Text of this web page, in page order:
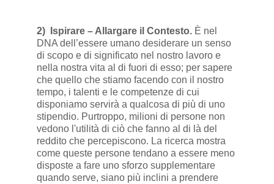
2) Ispirare – Allargare il Contesto.È nel
DNA dell’essere umano desiderare un senso
di scopo e di significato nel nostro lavoro e
nella nostra vita al di fuori di esso; per sapere
che quello che stiamo facendo con il nostro
tempo, i talenti e le competenze di cui
disponiamo servirà a qualcosa di più di uno
stipendio. Purtroppo, milioni di persone non
vedono l'utilità di ciò che fanno al di là del
reddito che percepiscono. La ricerca mostra
come queste persone tendano a essere meno
disposte a fare uno sforzo supplementare
quando serve, siano più inclini a prendere